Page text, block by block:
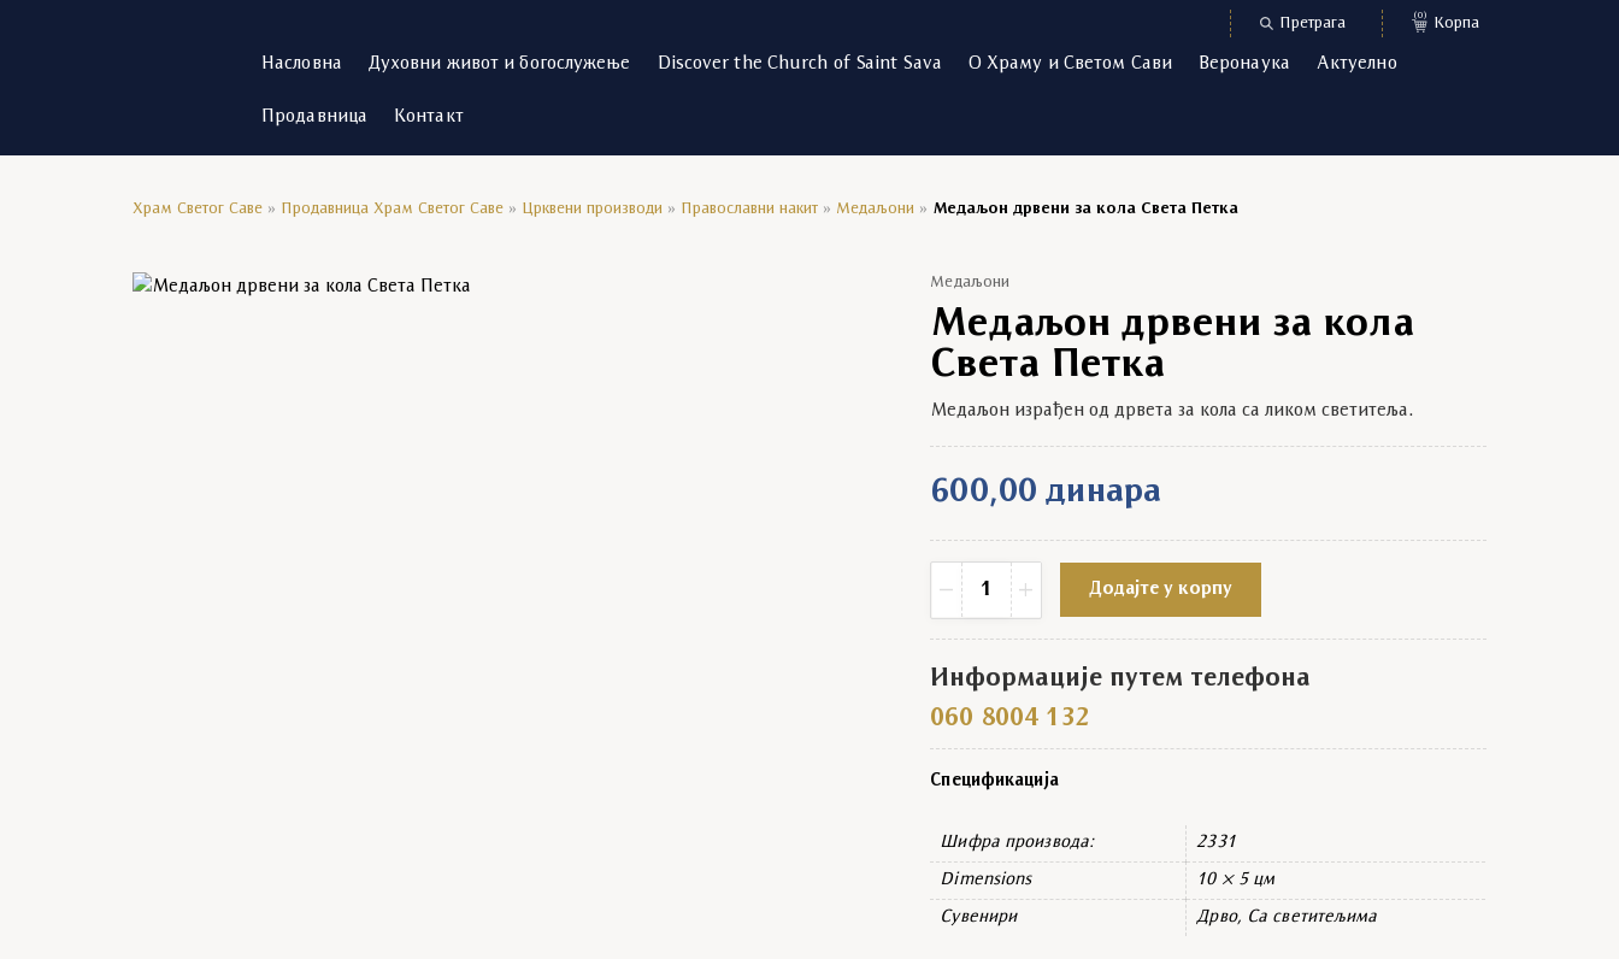
Претрага (0) Корпа
Насловна Духовни живот и богослужење Discover the Church of Saint Sava О Храму и Светом Сави Веронаука Актуелно
Продавница Контакт
Храм Светог Саве » Продавница Храм Светог Саве » Црквени производи » Православни накит » Медаљони » Медаљон дрвени за кола Света Петка
Медаљони
Медаљон дрвени за кола
Света Петка
600,00динара
Медаљон израђен од дрвета за кола са ликом светитеља.
−
Медаљон дрвени за кола Света Петка quantity
+ Додајте у корпу
Информације путем телефона
060 8004 132
Спецификација
Шифра производа: 2331
Dimensions 10 × 5 цм
Сувенири Дрво, Са светитељима